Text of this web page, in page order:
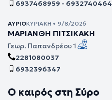
6937468959 - 6932740464
ΑΎΡΙΟΚΥΡΙΑΚΉ • 9/8/2026
ΜΑΡΙΑΝΘΗ ΠΙΤΣΙΚΑΚΗ
Γεωρ. Παπανδρέου 1
2281080037
6932396347
Ο καιρός στη Σύρο